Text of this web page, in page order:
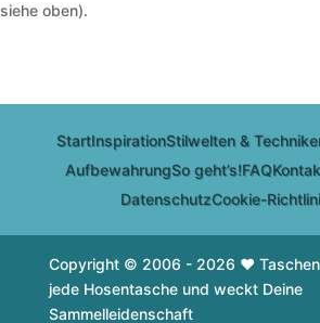
siehe oben).
StartInspirationStilwelten &
AufbewahrungSo geht’s!FAQ
DatenschutzCookie-
Copyright © 2006 - 2026 ♥
jede Hosentasche und weckt Deine
Sammelleidenschaft